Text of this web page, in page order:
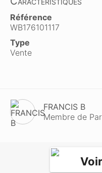
Référence
WB176101117
Type
Vente
FRANCIS B
Membre de